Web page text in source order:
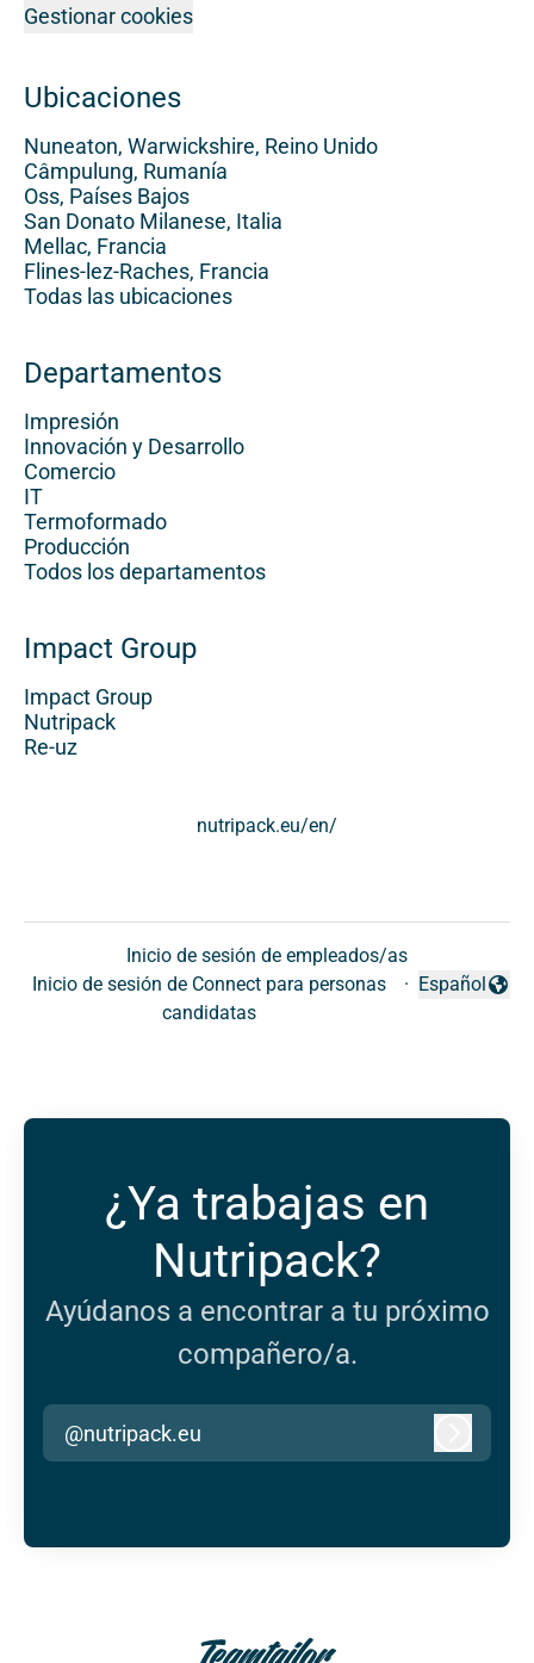
Gestionar cookies
Ubicaciones
Nuneaton, Warwickshire, Reino Unido
Câmpulung, Rumanía
Oss, Países Bajos
San Donato Milanese, Italia
Mellac, Francia
Flines-lez-Raches, Francia
Todas las ubicaciones
Departamentos
Impresión
Innovación y Desarrollo
Comercio
IT
Termoformado
Producción
Todos los departamentos
Impact Group
Impact Group
Nutripack
Re-uz
nutripack.eu/en/
Inicio de sesión de empleados/as
Inicio de sesión de Connect para personas
candidatas
·
Cambiar
Español
¿Ya trabajas en
Nutripack?
Ayúdanos a encontrar a tu próximo
compañero/a.
@nutripack.eu